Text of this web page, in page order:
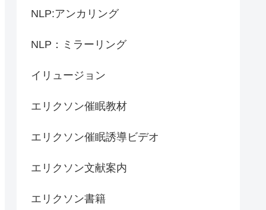
NLP:アンカリング
NLP：ミラーリング
イリュージョン
エリクソン催眠教材
エリクソン催眠誘導ビデオ
エリクソン文献案内
エリクソン書籍